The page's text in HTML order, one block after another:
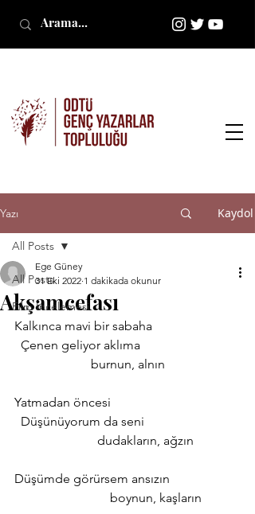
Yazı Kaydol
All Posts
Film İncelemesi
All Posts
Akşamcefası
Ege Güney
31 Eki 2022 1 dakikada okunur
Kalkınca mavi bir sabaha
  Çenen geliyor aklıma
                        burnun, alnın
Yatmadan öncesi
  Düşünüyorum da seni
		      dudakların, ağzın
Düşümde görürsem ansızın
			boynun, kaşların